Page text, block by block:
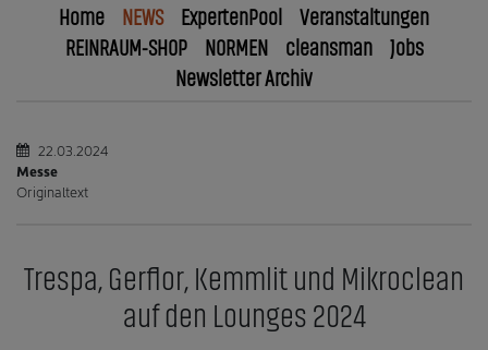
Home NEWS ExpertenPool
Veranstaltungen
REINRAUM-SHOP
NORMEN cleansman
Jobs
Newsletter Archiv
22.03.2024
Messe
Originaltext
Trespa, Gerflor, Kemmlit und Mikroclean
auf den Lounges 2024